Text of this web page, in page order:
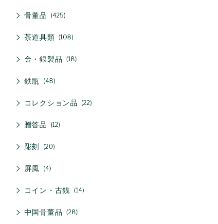
骨董品 425
茶道具類 108
金・銀製品 18
鉄瓶 48
コレクション品 22
贈答品 12
彫刻 20
屏風 4
コイン・古銭 14
中国骨董品 28